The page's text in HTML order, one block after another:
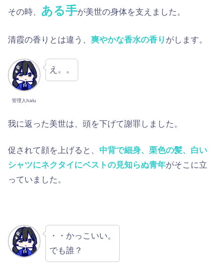
その時、 ある手が美世の身体を支えました。
清霞の香りとは違う、 爽やかな香水の香り がします。
管理人halu
え。。
我に返った美世は、頭を下げて謝罪しました。
促されて顔を上げると、 中背で細身、栗色の髪、白い
シャツにネクタイにベストの見知らぬ青年がそこに立
っていました。
・・かっこいい。
でも誰？